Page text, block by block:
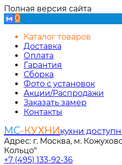
Полная версия сайта
0
Каталог товаров
Доставка
Оплата
Гарантия
Сборка
Фото с установок
Акции/Распродажи
Заказать замер
Контакты
МС-КУХНИкухни
Адрес: г. Москва, м.
Кольцо"
+7 (495) 133-92-36